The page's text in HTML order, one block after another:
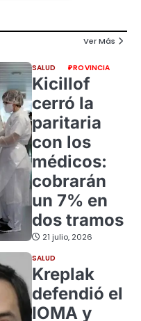
Ver Más
SALUD PROVINCIA
Kicillof
cerró la
paritaria
con los
médicos:
cobrarán
un 7% en
dos tramos
21 julio, 2026
SALUD
Kreplak
defendió el
IOMA y